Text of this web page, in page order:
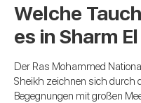
Welche
es in Sharm
Der Ras Mohammed
Sheikh zeichnen sich durch
Begegnungen mit großen